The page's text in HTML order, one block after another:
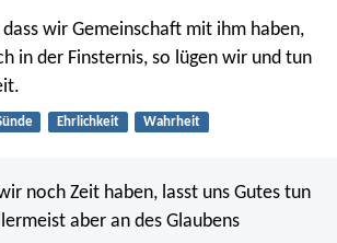
wir Gemeinschaft mit ihm haben,
in der Finsternis, so lügen wir und tun
Ehrlichkeit Wahrheit
noch Zeit haben, lasst uns Gutes tun
aber an des Glaubens